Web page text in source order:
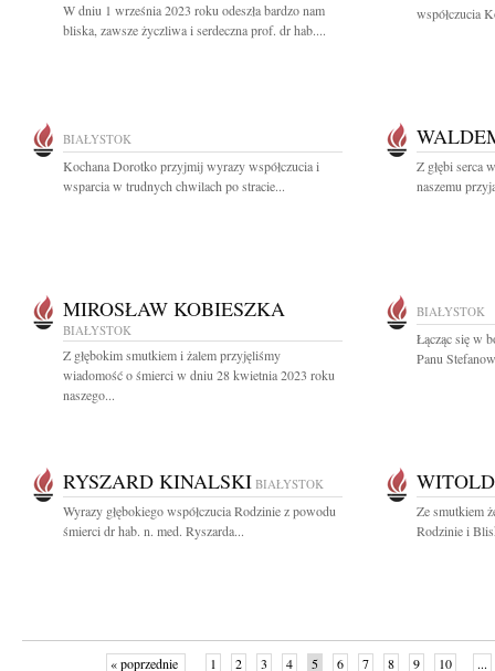
W dniu 1 września 2023 roku odeszła bardzo nam
bliska, zawsze życzliwa i serdeczna prof. dr hab....
współczucia
BIAŁYSTOK
Kochana Dorotko przyjmij wyrazy współczucia i
wsparcia w trudnych chwilach po stracie...
Z głębi serca
naszemu
MIROSŁAW KOBIESZKA
BIAŁYSTOK
Z głębokim smutkiem i żalem przyjęliśmy
wiadomość o śmierci w dniu 28 kwietnia 2023 roku
naszego...
BIAŁYSTOK
Łącząc się w
Panu
RYSZARD KINALSKI BIAŁYSTOK
Wyrazy głębokiego współczucia Rodzinie z powodu
śmierci dr hab. n. med. Ryszarda...
Ze smutkiem
Rodzinie i
« poprzednie 1 2 3 4 5 6 7 8 9 10 ...